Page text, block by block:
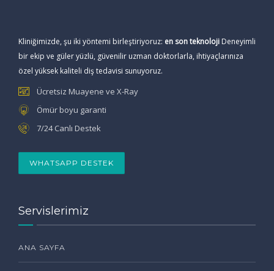
Kliniğimizde, şu iki yöntemi birleştiriyoruz: en son teknoloji Deneyimli
bir ekip ve güler yüzlü, güvenilir uzman doktorlarla, ihtiyaçlarınıza
özel yüksek kaliteli diş tedavisi sunuyoruz.
Ücretsiz Muayene ve X-Ray
Ömür boyu garanti
7/24 Canlı Destek
WHATSAPP DESTEK
Servislerimiz
ANA SAYFA